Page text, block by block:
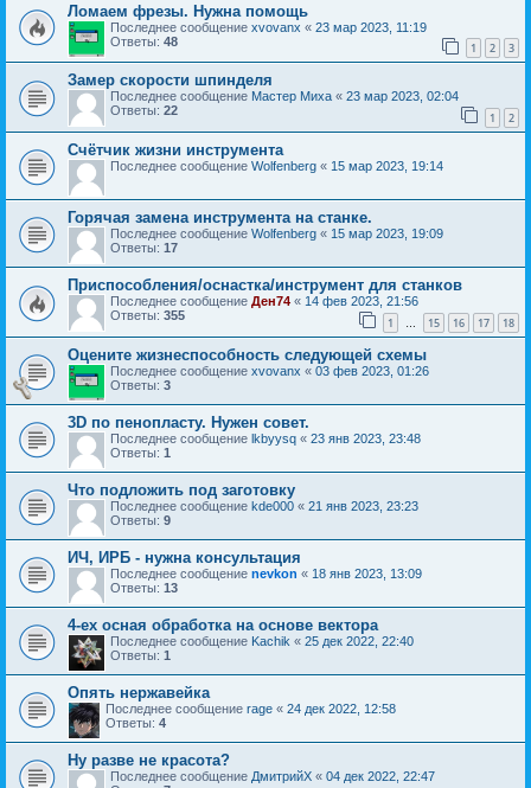
Ломаем фрезы. Нужна помощь
Последнее сообщение xvovanx « 23 мар 2023, 11:19
Ответы: 48 1 2 3
Замер скорости шпинделя
Последнее сообщение Мастер Миха « 23 мар 2023, 02:04
Ответы: 22 1 2
Счëтчик жизни инструмента
Последнее сообщение Wolfenberg « 15 мар 2023, 19:14
Горячая замена инструмента на станке.
Последнее сообщение Wolfenberg « 15 мар 2023, 19:09
Ответы: 17
Приспособления/оснастка/инструмент для станков
Последнее сообщение Ден74 « 14 фев 2023, 21:56
Ответы: 355 1 … 15 16 17 18
Оцените жизнеспособность следующей схемы
Последнее сообщение xvovanx « 03 фев 2023, 01:26
Ответы: 3
3D по пенопласту. Нужен совет.
Последнее сообщение lkbyysq « 23 янв 2023, 23:48
Ответы: 1
Что подложить под заготовку
Последнее сообщение kde000 « 21 янв 2023, 23:23
Ответы: 9
ИЧ, ИРБ - нужна консультация
Последнее сообщение nevkon « 18 янв 2023, 13:09
Ответы: 13
4-ех осная обработка на основе вектора
Последнее сообщение Kachik « 25 дек 2022, 22:40
Ответы: 1
Опять нержавейка
Последнее сообщение rage « 24 дек 2022, 12:58
Ответы: 4
Ну разве не красота?
Последнее сообщение ДмитрийХ « 04 дек 2022, 22:47